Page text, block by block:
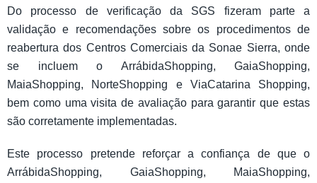
Do processo de verificação da SGS fizeram parte a
validação e recomendações sobre os procedimentos de
reabertura dos Centros Comerciais da Sonae Sierra, onde
se incluem o ArrábidaShopping, GaiaShopping,
MaiaShopping, NorteShopping e ViaCatarina Shopping,
bem como uma visita de avaliação para garantir que estas
são corretamente implementadas.
Este processo pretende reforçar a confiança de que o
ArrábidaShopping, GaiaShopping, MaiaShopping,